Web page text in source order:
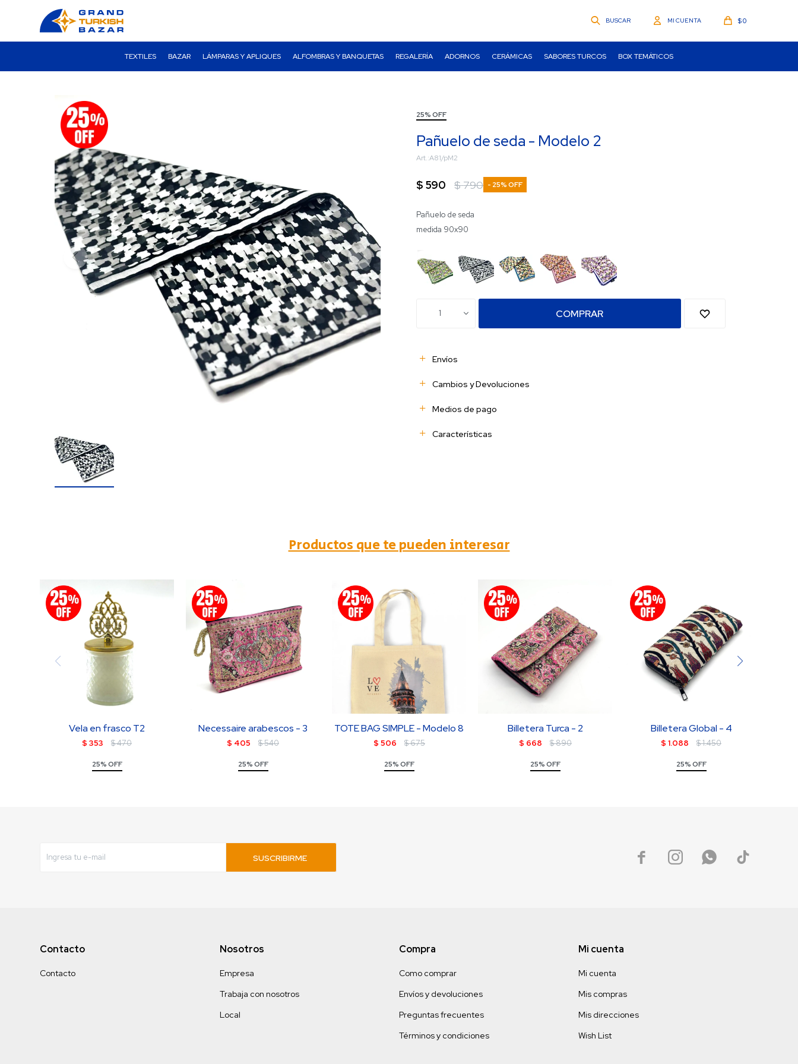
TEXTILES BAZAR LÁMPARAS Y APLIQUES ALFOMBRAS Y BANQUETAS REGALERÍA ADORNOS CERÁMICAS SABORES TURCOS BOX TEMÁTICOS
$0
25% OFF
Pañuelo de seda - Modelo 2
A81/pM2
$ 590 $790 25
Pañuelo de seda
medida 90x90
1 COMPRAR
Envíos
Cambios y Devoluciones
Medios de pago
Características
Productos que te pueden interesar
Vela en frasco T2
$ 353 $470
25% OFF
Necessaire arabescos - 3
$ 405 $540
25% OFF
TOTE BAG SIMPLE - Modelo 8
$ 506 $675
25% OFF
Billetera Turca - 2
$ 668 $890
25% OFF
Billetera Global - 4
$ 1.088 $1.450
25% OFF
SUSCRIBIRME    
Contacto
Contacto
Nosotros
Empresa
Trabaja con nosotros
Local
Compra
Como comprar
Envíos y devoluciones
Preguntas frecuentes
Términos y condiciones
Mi cuenta
Mi cuenta
Mis compras
Mis direcciones
Wish List